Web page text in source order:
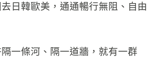
日韓歐美，通通暢行無阻、自由
一條河、隔一道牆，就有一群